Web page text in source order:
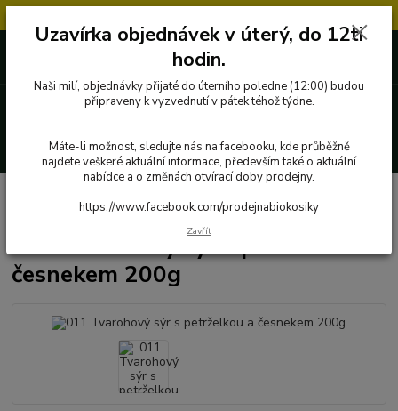
Hledat
727 862 655, 737 283 505
Tvarohový sýr s petrželkou a česnekem 200g
011 Tvarohový sýr s petrželkou a
česnekem 200g
Uzavírka objednávek v úterý, do 12ti
hodin.
Naši milí, objednávky přijaté do úterního poledne (12:00) budou
připraveny k vyzvednutí v pátek téhož týdne.
Máte-li možnost, sledujte nás na facebooku, kde průběžně
najdete veškeré aktuální informace, především také o aktuální
nabídce a o změnách otvírací doby prodejny.
https://www.facebook.com/prodejnabiokosiky
Zavřít